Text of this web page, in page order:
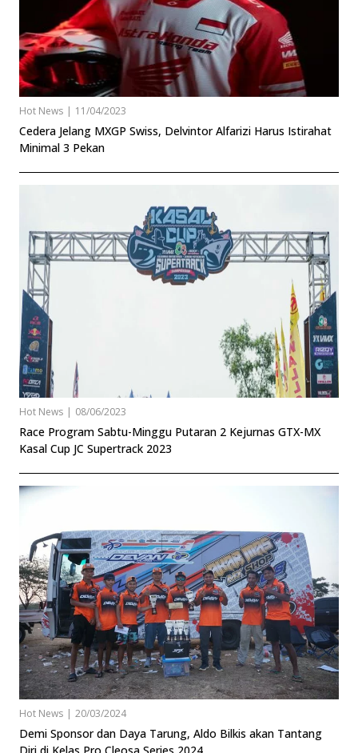
Hot News | 11/04/2023
Cedera Jelang MXGP Swiss, Delvintor Alfarizi Harus Istirahat
Minimal 3 Pekan
Hot News | 08/06/2023
Race Program Sabtu-Minggu Putaran 2 Kejurnas GTX-MX
Kasal Cup JC Supertrack 2023
Hot News | 20/03/2024
Demi Sponsor dan Daya Tarung, Aldo Bilkis akan Tantang